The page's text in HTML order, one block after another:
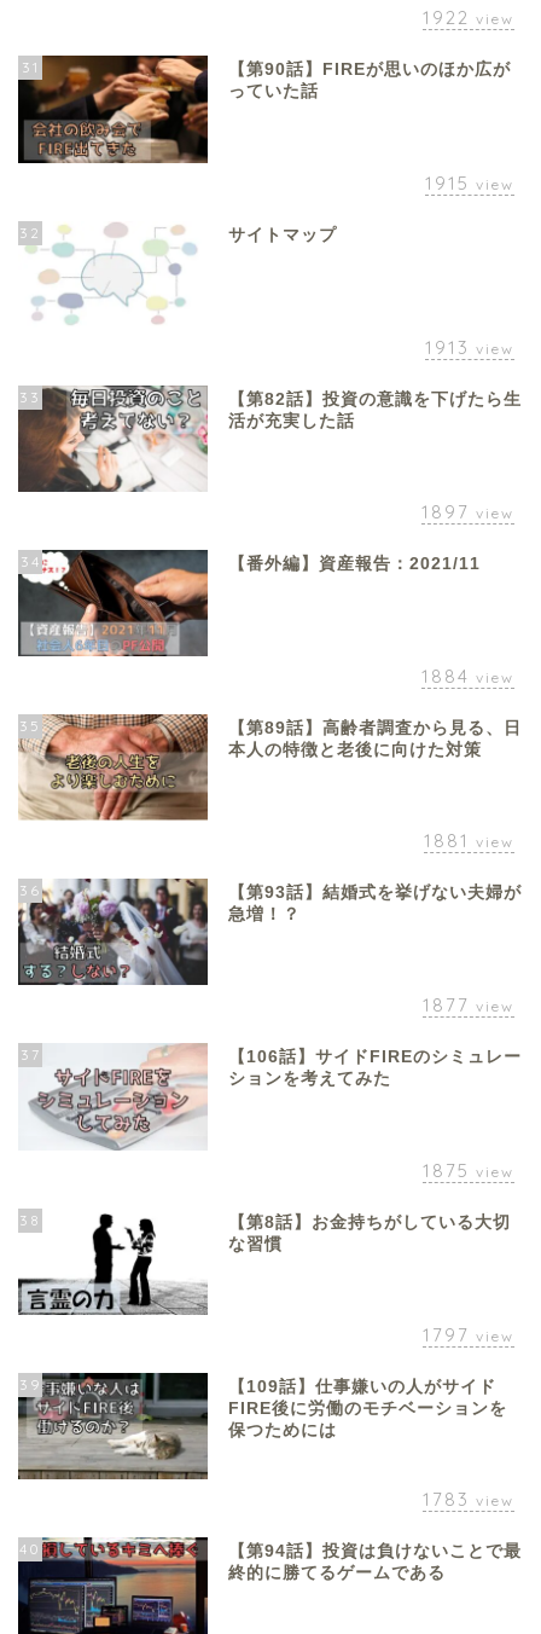
1922 view
31
【第90話】FIREが思いのほか広が
っていた話
1915 view
32 サイトマップ
1913 view
33
【第82話】投資の意識を下げたら生
活が充実した話
1897 view
34 【番外編】資産報告：2021/11
1884 view
35
【第89話】高齢者調査から見る、日
本人の特徴と老後に向けた対策
1881 view
36
【第93話】結婚式を挙げない夫婦が
急増！？
1877 view
37
【106話】サイドFIREのシミュレー
ションを考えてみた
1875 view
38
【第8話】お金持ちがしている大切
な習慣
1797 view
39
【109話】仕事嫌いの人がサイド
FIRE後に労働のモチベーションを
保つためには
1783 view
40
【第94話】投資は負けないことで最
終的に勝てるゲームである